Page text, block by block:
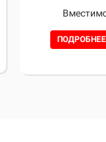
ПОДРОБНЕЕ